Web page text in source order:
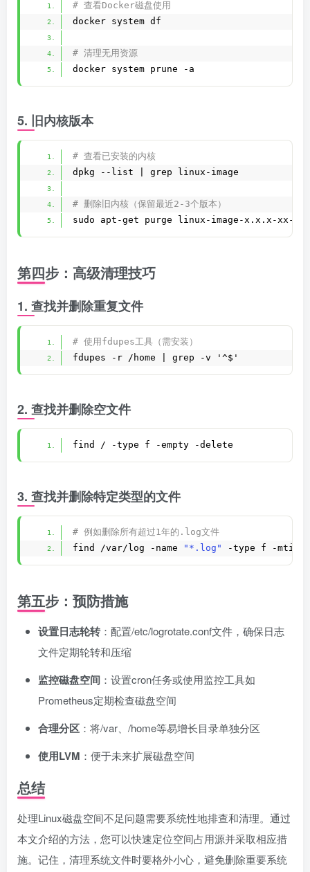
# 查看Docker磁盘使用
docker system df
# 清理无用资源
docker system prune -a
5. 旧内核版本
# 查看已安装的内核
dpkg --list | grep linux-image
# 删除旧内核（保留最近2-3个版本）
sudo apt-get purge linux-image-x.x.x-xx-
第四步：高级清理技巧
1. 查找并删除重复文件
# 使用fdupes工具（需安装）
fdupes -r /home | grep -v '^$'
2. 查找并删除空文件
find / -type f -empty -delete
3. 查找并删除特定类型的文件
# 例如删除所有超过1年的.log文件
find /var/log -name
"*.log" -type f -mtime
第五步：预防措施
设置日志轮转：配置/etc/logrotate.conf文件，确保日志
文件定期轮转和压缩
监控磁盘空间 ：设置cron任务或使用监控工具如
Prometheus定期检查磁盘空间
合理分区 ：将/var、/home等易增长目录单独分区
使用LVM ：便于未来扩展磁盘空间
总结
处理Linux磁盘空间不足问题需要系统性地排查和清理。通过
本文介绍的方法，您可以快速定位空间占用源并采取相应措
施。记住，清理系统文件时要格外小心，避免删除重要系统